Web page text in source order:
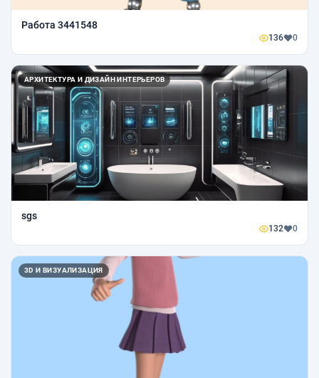
Работа 3441548
136 0
АРХИТЕКТУРА И ДИЗАЙН ИНТЕРЬЕРОВ
sgs
132 0
3D И ВИЗУАЛИЗАЦИЯ